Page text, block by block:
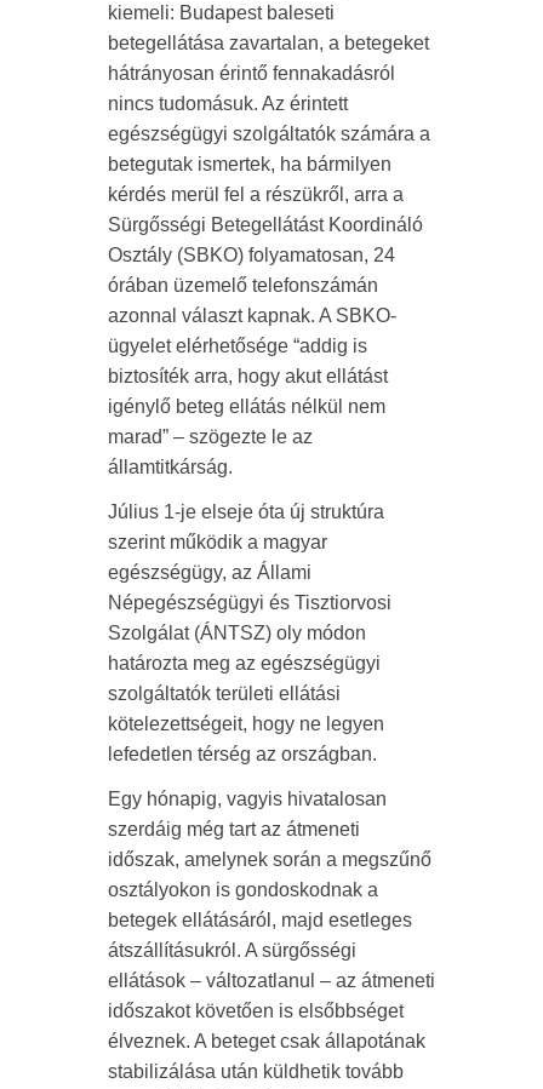
kiemeli: Budapest baleseti
betegellátása zavartalan, a betegeket
hátrányosan érintő fennakadásról
nincs tudomásuk. Az érintett
egészségügyi szolgáltatók számára a
betegutak ismertek, ha bármilyen
kérdés merül fel a részükről, arra a
Sürgősségi Betegellátást Koordináló
Osztály (SBKO) folyamatosan, 24
órában üzemelő telefonszámán
azonnal választ kapnak. A SBKO-
ügyelet elérhetősége “addig is
biztosíték arra, hogy akut ellátást
igénylő beteg ellátás nélkül nem
marad” – szögezte le az
államtitkárság.
Július 1-je elseje óta új struktúra
szerint működik a magyar
egészségügy, az Állami
Népegészségügyi és Tisztiorvosi
Szolgálat (ÁNTSZ) oly módon
határozta meg az egészségügyi
szolgáltatók területi ellátási
kötelezettségeit, hogy ne legyen
lefedetlen térség az országban.
Egy hónapig, vagyis hivatalosan
szerdáig még tart az átmeneti
időszak, amelynek során a megszűnő
osztályokon is gondoskodnak a
betegek ellátásáról, majd esetleges
átszállításukról. A sürgősségi
ellátások – változatlanul – az átmeneti
időszakot követően is elsőbbséget
élveznek. A beteget csak állapotának
stabilizálása után küldhetik tovább